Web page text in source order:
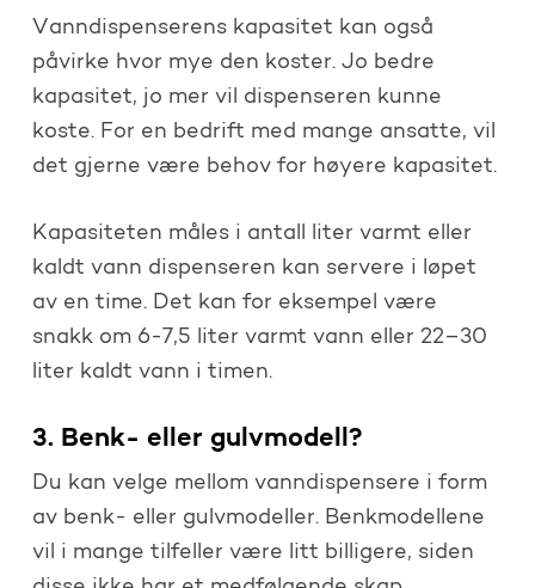
Vanndispenserens kapasitet kan også
påvirke hvor mye den koster. Jo bedre
kapasitet, jo mer vil dispenseren kunne
koste. For en bedrift med mange ansatte, vil
det gjerne være behov for høyere kapasitet.
Kapasiteten måles i antall liter varmt eller
kaldt vann dispenseren kan servere i løpet
av en time. Det kan for eksempel være
snakk om 6-7,5 liter varmt vann eller 22–30
liter kaldt vann i timen.
3. Benk- eller gulvmodell?
Du kan velge mellom vanndispensere i form
av benk- eller gulvmodeller. Benkmodellene
vil i mange tilfeller være litt billigere, siden